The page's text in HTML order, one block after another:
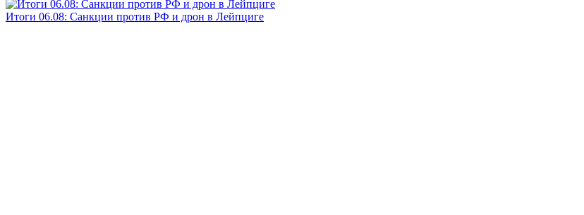
Итоги 06.08: Санкции против РФ и дрон в Лейпциге